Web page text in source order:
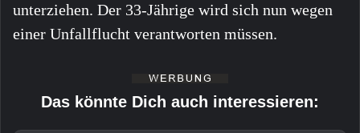
unterziehen. Der 33-Jährige wird sich nun wegen
einer Unfallflucht verantworten müssen.
Das könnte Dich auch interessieren: